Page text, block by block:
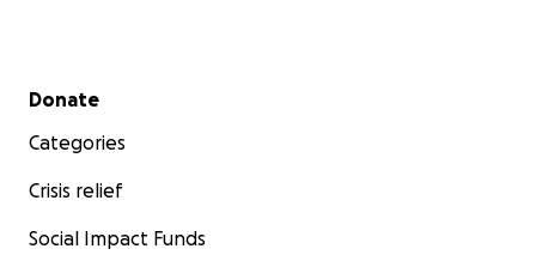
Secondary menu
Donate
Categories
Crisis relief
Social Impact Funds